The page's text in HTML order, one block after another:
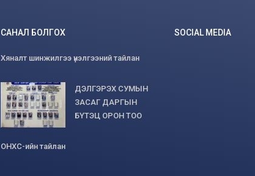
САНАЛ БОЛГОХ
Хяналт шинжилгээ үнэлгээний тайлан
ДЭЛГЭРЭХ СУМЫН
ЗАСАГ ДАРГЫН
БҮТЭЦ ОРОН ТОО
ОНХС-ийн тайлан
SOCIAL MEDIA